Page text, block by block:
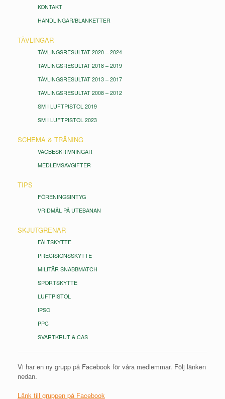
KONTAKT
HANDLINGAR/BLANKETTER
TÄVLINGAR
TÄVLINGSRESULTAT 2020 – 2024
TÄVLINGSRESULTAT 2018 – 2019
TÄVLINGSRESULTAT 2013 – 2017
TÄVLINGSRESULTAT 2008 – 2012
SM I LUFTPISTOL 2019
SM I LUFTPISTOL 2023
SCHEMA & TRÄNING
VÄGBESKRIVNINGAR
MEDLEMSAVGIFTER
TIPS
FÖRENINGSINTYG
VRIDMÅL PÅ UTEBANAN
SKJUTGRENAR
FÄLTSKYTTE
PRECISIONSSKYTTE
MILITÄR SNABBMATCH
SPORTSKYTTE
LUFTPISTOL
IPSC
PPC
SVARTKRUT & CAS
Vi har en ny grupp på Facebook för våra medlemmar. Följ länken
nedan.
Länk till gruppen på Facebook